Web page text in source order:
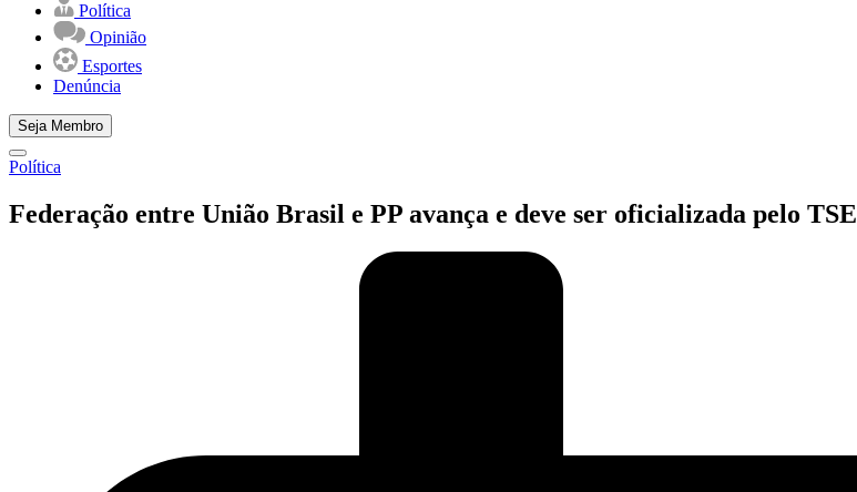
Política
Opinião
Esportes
Denúncia
Seja Membro
Política
Federação entre União Brasil e PP avança e deve ser oficializada pelo TSE